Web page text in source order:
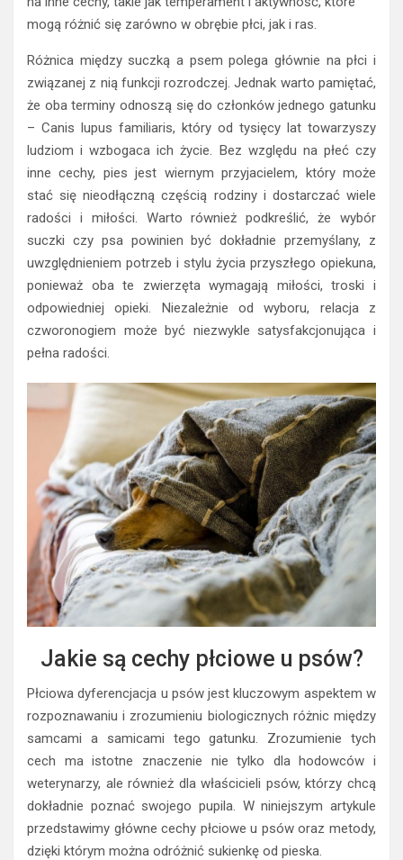
mogą różnić się zarówno w obrębie płci, jak i ras.
Różnica między suczką a psem polega głównie na płci i
związanej z nią funkcji rozrodczej. Jednak warto pamiętać,
że oba terminy odnoszą się do członków jednego gatunku
– Canis lupus familiaris, który od tysięcy lat towarzyszy
ludziom i wzbogaca ich życie. Bez względu na płeć czy
inne cechy, pies jest wiernym przyjacielem, który może
stać się nieodłączną częścią rodziny i dostarczać wiele
radości i miłości. Warto również podkreślić, że wybór
suczki czy psa powinien być dokładnie przemyślany, z
uwzględnieniem potrzeb i stylu życia przyszłego opiekuna,
ponieważ oba te zwierzęta wymagają miłości, troski i
odpowiedniej opieki. Niezależnie od wyboru, relacja z
czworonogiem może być niezwykle satysfakcjonująca i
pełna radości.
Jakie są cechy płciowe u psów?
Płciowa dyferencjacja u psów jest kluczowym aspektem w
rozpoznawaniu i zrozumieniu biologicznych różnic między
samcami a samicami tego gatunku. Zrozumienie tych
cech ma istotne znaczenie nie tylko dla hodowców i
weterynarzy, ale również dla właścicieli psów, którzy chcą
dokładnie poznać swojego pupila. W niniejszym artykule
przedstawimy główne cechy płciowe u psów oraz metody,
dzięki którym można odróżnić sukienkę od pieska.